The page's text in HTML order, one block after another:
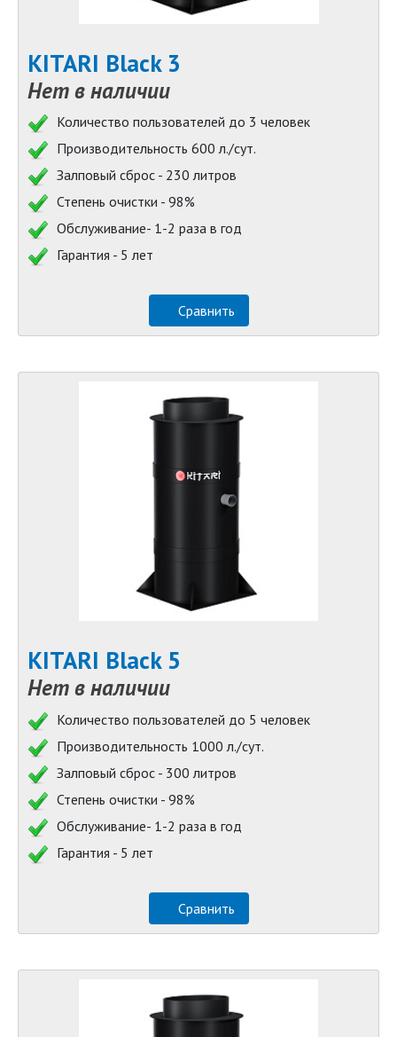
KITARI Black 3
Нет в наличии
Количество пользователей до 3 человек
Производительность 600 л./сут.
Залповый сброс - 230 литров
Степень очистки - 98%
Обслуживание- 1-2 раза в год
Гарантия - 5 лет
Сравнить
KITARI Black 5
Нет в наличии
Количество пользователей до 5 человек
Производительность 1000 л./сут.
Залповый сброс - 300 литров
Степень очистки - 98%
Обслуживание- 1-2 раза в год
Гарантия - 5 лет
Сравнить